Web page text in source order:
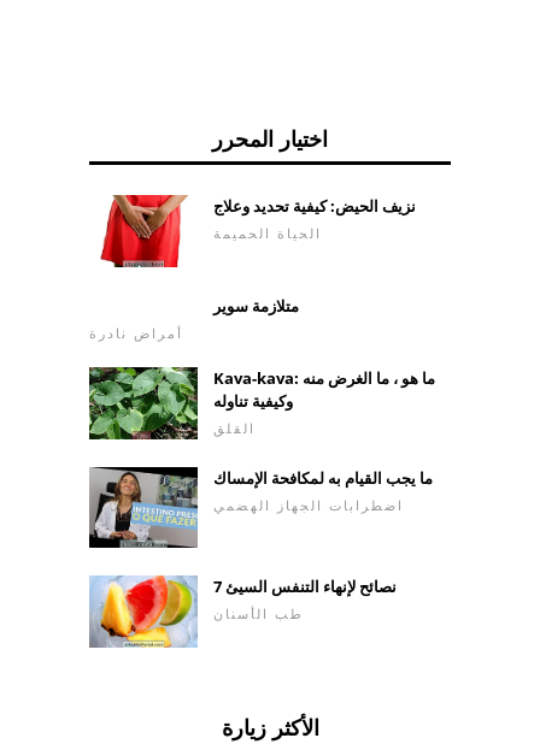
اختيار المحرر
نزيف الحيض: كيفية تحديد وعلاج
الحياة الحميمة
متلازمة سوير
أمراض نادرة
Kava-kava: ما هو ، ما الغرض منه
وكيفية تناوله
القلق
ما يجب القيام به لمكافحة الإمساك
اضطرابات الجهاز الهضمي
7 نصائح لإنهاء التنفس السيئ
طب الأسنان
الأكثر زيارة